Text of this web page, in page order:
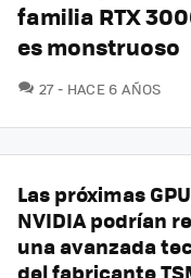
familia RTX
es monstruoso
27COMENTARIOS
HACE 6 AÑOS
Las próximas
NVIDIA podrían
una avanzada
del fabricante